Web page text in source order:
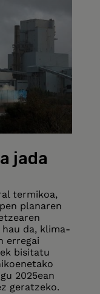
jada
termikoa,
planaren
da, klima-
erregai
bisitatu
2025ean
geratzeko.